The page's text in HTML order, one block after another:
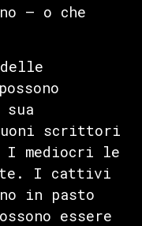
— o che
scrittori
I mediocri le
I cattivi
in pasto
essere